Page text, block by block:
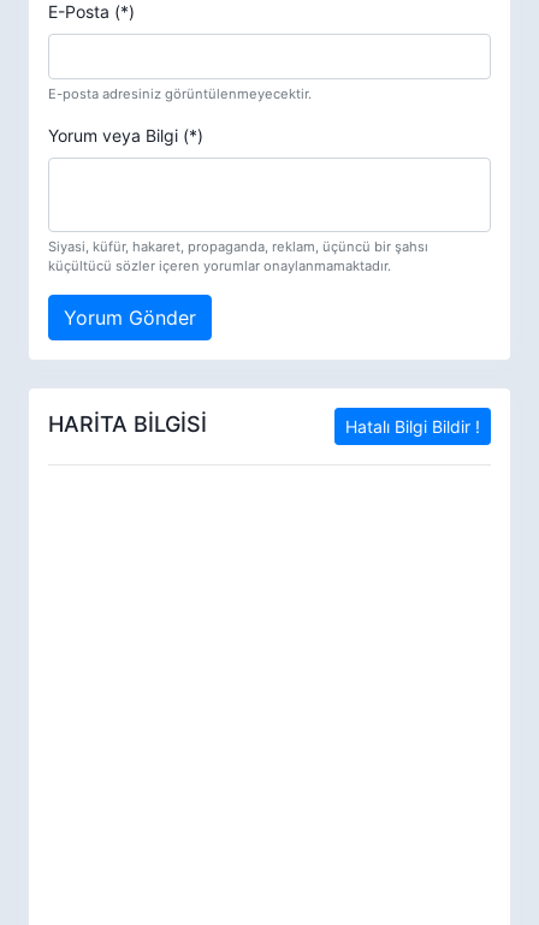
E-Posta (*)
E-posta adresiniz görüntülenmeyecektir.
Yorum veya Bilgi (*)
Siyasi, küfür, hakaret, propaganda, reklam, üçüncü bir şahsı
küçültücü sözler içeren yorumlar onaylanmamaktadır.
Yorum Gönder
HARİTA BİLGİSİ Hatalı Bilgi Bildir !